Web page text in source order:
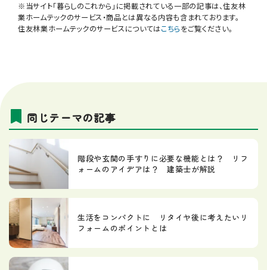
※当サイト「暮らしのこれから」に掲載されている一部の記事は、住友林
業ホームテックのサービス・商品とは異なる内容も含まれております。
住友林業ホームテックのサービスについてはこちらをご覧ください。
同じテーマの記事
階段や玄関の手すりに必要な機能とは？ リフ
ォームのアイデアは？ 建築士が解説
生活をコンパクトに リタイヤ後に考えたいリ
フォームのポイントとは